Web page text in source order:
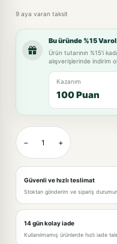
9 aya varan taksit
Bu üründe %15
Ürün tutarının %15'i
alışverişlerinde indirim
Kazanım
100 Puan
− +
Güvenli ve hızlı teslimat
Stoktan gönderim ve sipariş
14 gün kolay iade
Kullanılmamış ürünlerde hızlı iade